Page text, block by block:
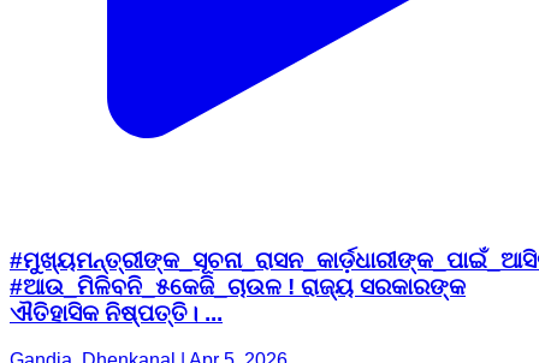
#ଆଉ_ମିଳିବନି_୫କେଜି_ଚାଉଳ ! ରାଜ୍ୟ ସରକାରଙ୍କ
ଐତିହାସିକ ନିଷ୍ପତ୍ତି। ...